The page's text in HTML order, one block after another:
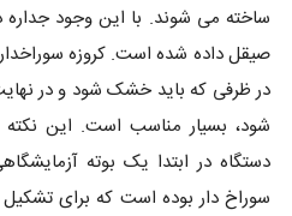
ساخته می شوند. با این وجود جداره
صیقل داده شده است. کروزه
در ظرفی که باید خشک شود و در
شود، بسیار مناسب است. این نکته
دستگاه در ابتدا یک بوته
سوراخ دار بوده است که برای